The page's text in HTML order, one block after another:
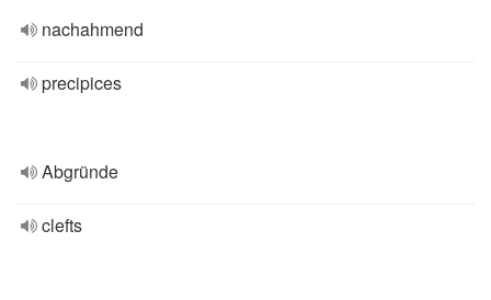
nachahmend
precipices
Abgründe
clefts